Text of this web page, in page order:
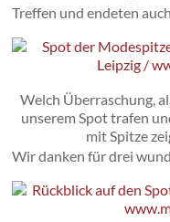
Treffen und endeten
Welch Überraschung,
unserem Spot trafen
mit Spitze
Wir danken für drei